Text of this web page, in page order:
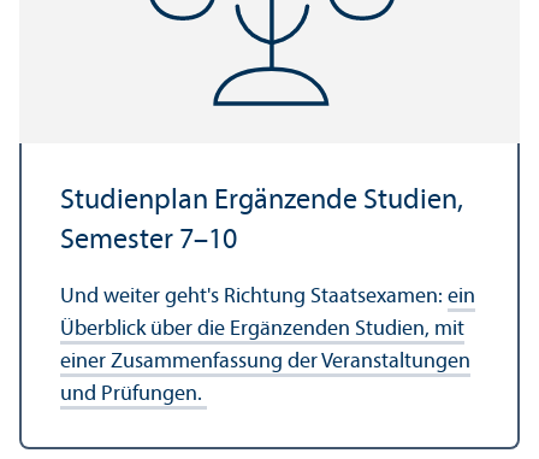
Studien­plan Ergänzende Studien,
Semester 7–10
Und weiter geht's Richtung Staats­examen: ein
Über­blick über die Ergänzenden Studien, mit
einer Zusammenfassung der Veranstaltungen
und Prüfungen.